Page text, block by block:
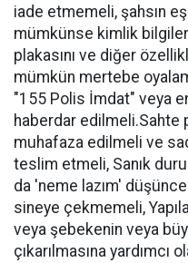
iade etmemeli, şahsın
mümkünse kimlik
plakasını ve diğer
mümkün mertebe
"155 Polis İmdat" veya
haberdar edilmeli.Sahte
muhafaza edilmeli ve
teslim etmeli, Sanık
da 'neme lazım'
sineye çekmemeli,
veya şebekenin veya
çıkarılmasına